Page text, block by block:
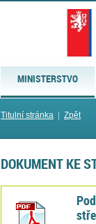
MINISTERSTVO
Titulní stránka Zpět
DOKUMENT KE